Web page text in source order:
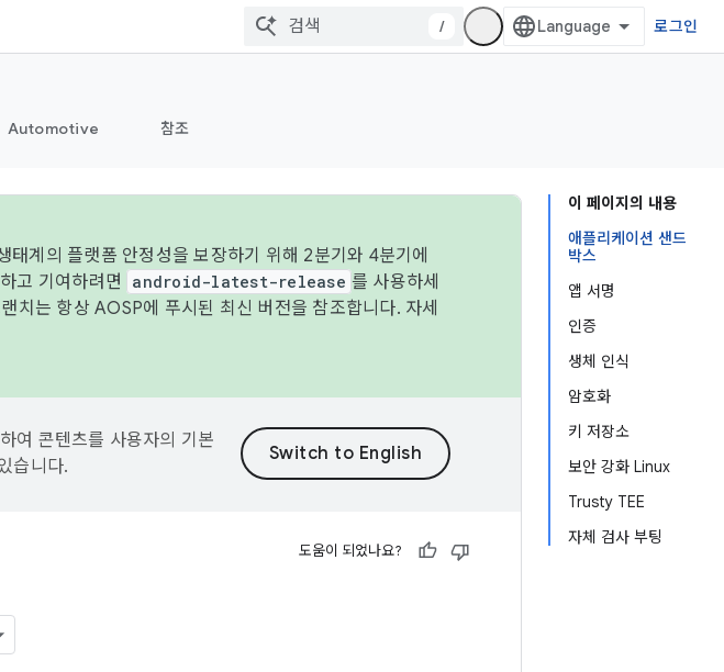
/ 로그인
Automotive 참조
이 페이지의 내용
애플리케이션 샌드
박스
앱 서명
인증
생체 인식
암호화
키 저장소
보안 강화 Linux
Trusty TEE
자체 검사 부팅
계의 플랫폼 안정성을 보장하기 위해 2분기와 4분기에
고 기여하려면
android-latest-release 를 사용하세
치는 항상 AOSP에 푸시된 최신 버전을 참조합니다. 자세
여 콘텐츠를 사용자의 기본
습니다.
도움이 되었나요?